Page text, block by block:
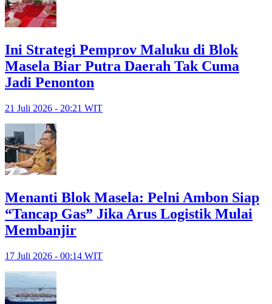
Ini Strategi Pemprov Maluku di Blok
Masela Biar Putra Daerah Tak Cuma
Jadi Penonton
21 Juli 2026 - 20:21 WIT
Menanti Blok Masela: Pelni Ambon Siap
“Tancap Gas” Jika Arus Logistik Mulai
Membanjir
17 Juli 2026 - 00:14 WIT